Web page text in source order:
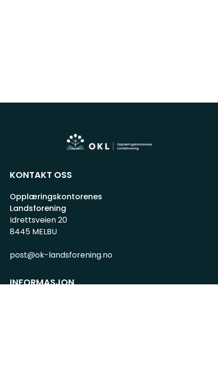
KONTAKT OSS
Opplæringskontorenes
Landsforening
Idrettsveien 20
8445 MELBU
post@ok-landsforening.no
INFORMASJON